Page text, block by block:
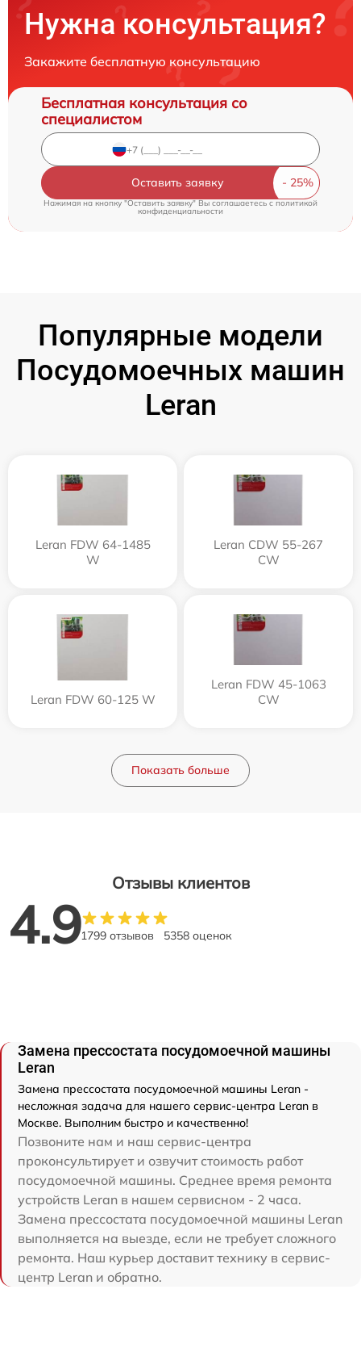
Нужна консультация?
Закажите бесплатную консультацию
Бесплатная консультация со
специалистом
Оставить заявку
Нажимая на кнопку "Оставить заявку" Вы соглашаетесь c политикой
конфиденциальности
Популярные модели
Посудомоечных машин
Leran
Leran FDW 64-1485
W
Leran CDW 55-267
CW
Leran FDW 60-125 W
Leran FDW 45-1063
CW
Показать больше
Отзывы клиентов
4.91799 отзывов 5358 оценок
Замена прессостата посудомоечной машины
Leran
Замена прессостата посудомоечной машины Leran -
несложная задача для нашего сервис-центра Leran в
Москве. Выполним быстро и качественно!
Позвоните нам и наш сервис-центра
проконсультирует и озвучит стоимость работ
посудомоечной машины. Среднее время ремонта
устройств Leran в нашем сервисном - 2 часа.
Замена прессостата посудомоечной машины Leran
выполняется на выезде, если не требует сложного
ремонта. Наш курьер доставит технику в сервис-
центр Leran и обратно.